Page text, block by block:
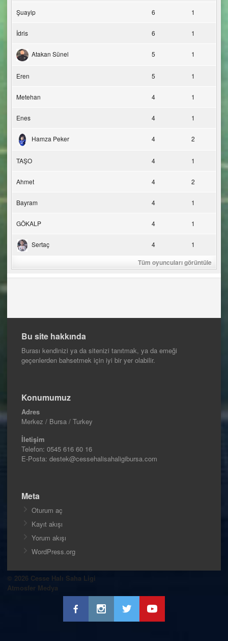
Şuayip 6 1
İdris 6 1
Atakan Sünel 5 1
Eren 5 1
Metehan 4 1
Enes 4 1
Hamza Peker 4 2
TAŞO 4 1
Ahmet 4 2
Bayram 4 1
GÖKALP 4 1
Sertaç 4 1
Tüm oyuncuları görüntüle
Bu site hakkında
Burası kendinizi ya da sitenizi tanıtmak, ya da emeği
geçenlerden bahsetmek için iyi bir yer olabilir.
Konumumuz
Adres
Merkez / Bursa / Turkey
İletişim
Telefon: 0545 616 60 16
E-Posta: destek@cessehalisahaligibursa.com
Meta
Oturum aç
Kayıt akışı
Yorum akışı
WordPress.org
© 2026 Cesse Halı Saha Ligi
Atmosfer Medya